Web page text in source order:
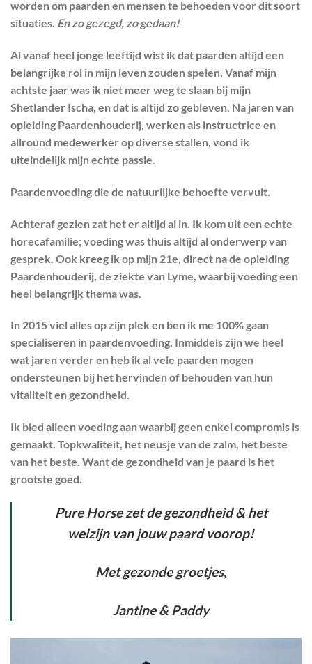
worden om paarden en mensen te behoeden voor dit soort
situaties. En zo gezegd, zo gedaan!
Al vanaf heel jonge leeftijd wist ik dat paarden altijd een
belangrijke rol in mijn leven zouden spelen. Vanaf mijn
achtste jaar was ik niet meer weg te slaan bij mijn
Shetlander Ischa, en dat is altijd zo gebleven. Na jaren van
opleiding Paardenhouderij, werken als instructrice en
allround medewerker op diverse stallen, vond ik
uiteindelijk mijn echte passie.
Paardenvoeding die de natuurlijke behoefte vervult.
Achteraf gezien zat het er altijd al in. Ik kom uit een echte
horecafamilie; voeding was thuis altijd al onderwerp van
gesprek. Ook kreeg ik op mijn 21e, direct na de opleiding
Paardenhouderij, de ziekte van Lyme, waarbij voeding een
heel belangrijk thema was.
In 2015 viel alles op zijn plek en ben ik me 100% gaan
specialiseren in paardenvoeding. Inmiddels zijn we heel
wat jaren verder en heb ik al vele paarden mogen
ondersteunen bij het hervinden of behouden van hun
vitaliteit en gezondheid.
Ik bied alleen voeding aan waarbij geen enkel compromis is
gemaakt. Topkwaliteit, het neusje van de zalm, het beste
van het beste. Want de gezondheid van je paard is het
grootste goed.
Pure Horse zet de gezondheid & het
welzijn van jouw paard voorop!
Met gezonde groetjes,
Jantine & Paddy